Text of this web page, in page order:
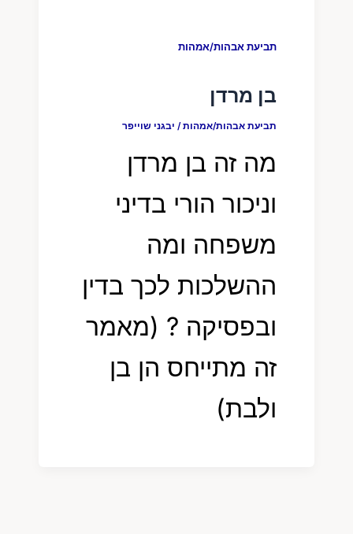
תביעת אבהות/אמהות
בן מרדן
תביעת אבהות/אמהות/ יבגני שוייפר
מה זה בן מרדן
וניכור הורי בדיני
משפחה ומה
ההשלכות לכך בדין
ובפסיקה ? (מאמר
זה מתייחס הן בן
ולבת)